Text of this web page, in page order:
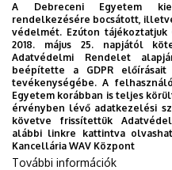
A Debreceni Egyetem
rendelkezésére bocsátott,
védelmét. Ezúton
2018. május 25. napjától
Adatvédelmi Rendelet
beépítette a GDPR
tevékenységébe. A
Egyetem korábban is teljes
érvényben lévő adatkezelési
követve frissítettük
alábbi linkre kattintva
Kancellária WAV Központ
További információk